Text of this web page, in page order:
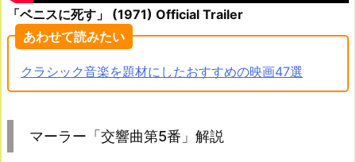
「ベニスに死す」 (1971) Official Trailer
あわせて読みたい
クラシック音楽を題材にしたおすすめの映画47選
マーラー「交響曲第5番」解説